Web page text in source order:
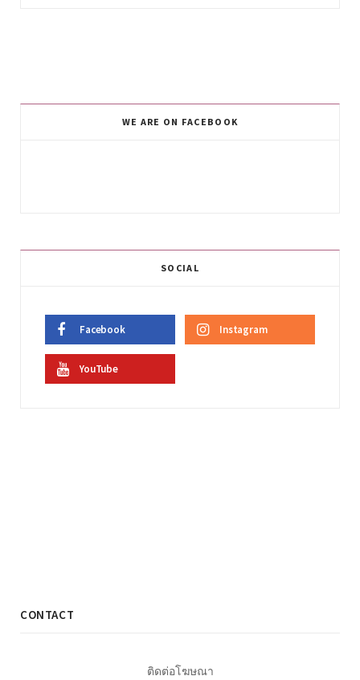
WE ARE ON FACEBOOK
SOCIAL
Facebook Instagram
YouTube
CONTACT
ติดต่อโฆษณา